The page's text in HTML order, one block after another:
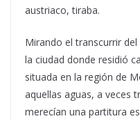
austriaco, tiraba.
Mirando el transcurrir
la ciudad donde residió
situada en la región de
aquellas aguas, a veces
merecían una partitura